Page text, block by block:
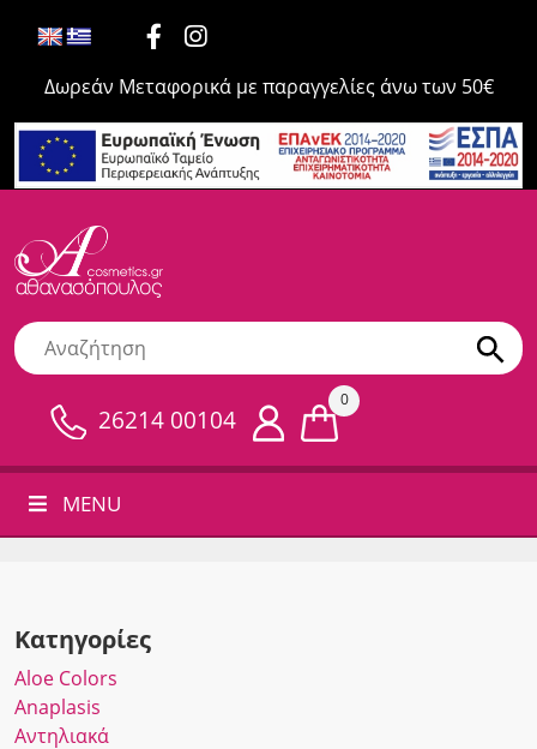
Δωρεάν Μεταφορικά με παραγγελίες άνω των 50€
26214 00104
0
MENU
Κατηγορίες
Αloe Colors
Anaplasis
Αντηλιακά